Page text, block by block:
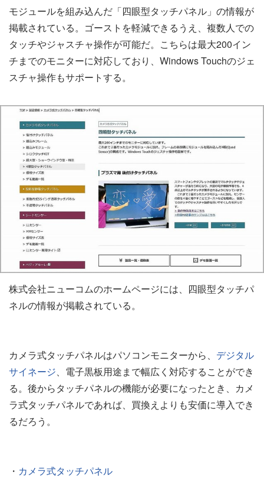
モジュールを組み込んだ「四眼型タッチパネル」の情報が
掲載されている。ゴーストを軽減できるうえ、複数人での
タッチやジャスチャ操作が可能だ。こちらは最大200イン
チまでのモニターに対応しており、Windows Touchのジェ
スチャ操作もサポートする。
株式会社ニューコムのホームページには、四眼型タッチパ
ネルの情報が掲載されている。
カメラ式タッチパネルはパソコンモニターから、 デジタル
サイネージ、電子黒板用途まで幅広く対応することができ
る。後からタッチパネルの機能が必要になったとき、カメ
ラ式タッチパネルであれば、買換えよりも安価に導入でき
るだろう。
・ カメラ式タッチパネル